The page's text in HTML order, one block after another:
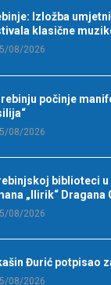
Izložba
klasične
08/2026
počinje
08/2026
biblioteci
„Ilirik“ Dragana
08/2026
Đurić potpisao
08/2026